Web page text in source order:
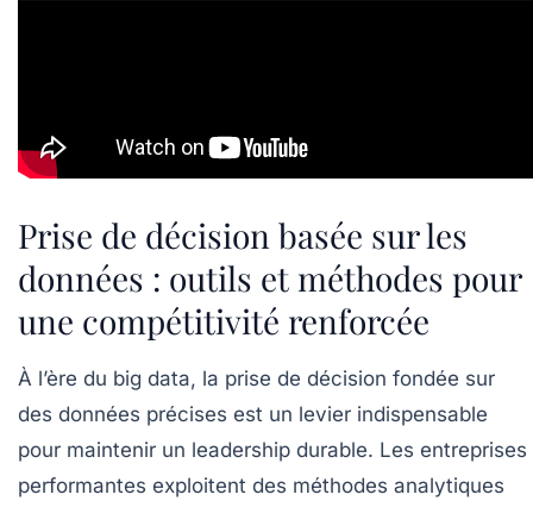
Prise de décision basée sur les
données : outils et méthodes pour
une compétitivité renforcée
À l’ère du big data, la prise de décision fondée sur
des données précises est un levier indispensable
pour maintenir un leadership durable. Les entreprises
performantes exploitent des méthodes analytiques